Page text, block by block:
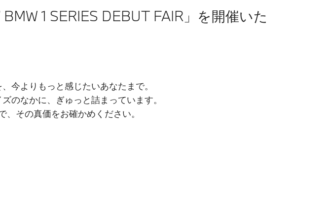
1 SERIES DEBUT FAIR」を開催いた
今よりもっと感じたいあなたまで。
のなかに、ぎゅっと詰まっています。
その真価をお確かめください。